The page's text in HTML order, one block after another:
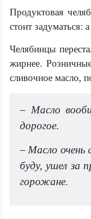
Продуктовая
стоит задуматься:
Челябинцы
жирнее.
сливочное масло,
– Масло
дорогое.
– Масло очень
буду, ушел за
горожане.